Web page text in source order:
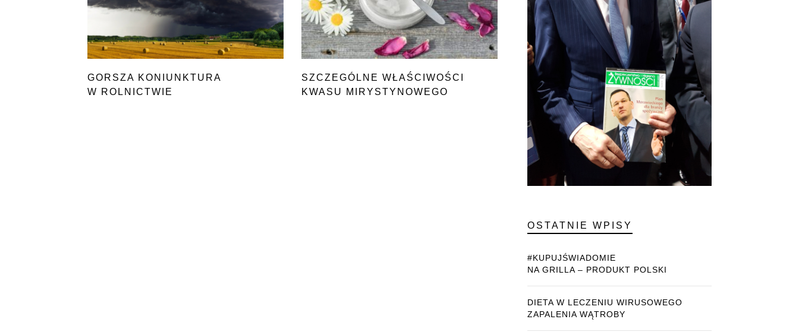
GORSZA KONIUNKTURA
W ROLNICTWIE
SZCZEGÓLNE WŁAŚCIWOŚCI
KWASU MIRYSTYNOWEGO
OSTATNIE WPISY
#KUPUJŚWIADOMIE
NA GRILLA – PRODUKT POLSKI
DIETA W LECZENIU WIRUSOWEGO
ZAPALENIA WĄTROBY